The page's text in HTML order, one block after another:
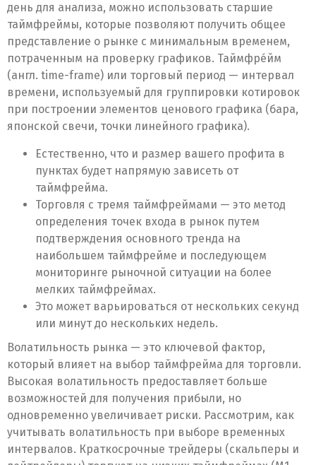
день для анализа, можно использовать старшие
таймфреймы, которые позволяют получить общее
представление о рынке с минимальным временем,
потраченным на проверку графиков. Таймфре́йм
(англ. time-frame) или торговый период — интервал
времени, используемый для группировки котировок
при построении элементов ценового графика (бара,
японской свечи, точки линейного графика).
Естественно, что и размер вашего профита в
пунктах будет напрямую зависеть от
таймфрейма.
Торговля с тремя таймфреймами — это метод
определения точек входа в рынок путем
подтверждения основного тренда на
наибольшем таймфрейме и последующем
мониторинге рыночной ситуации на более
мелких таймфреймах.
Это может варьироваться от нескольких секунд
или минут до нескольких недель.
Волатильность рынка — это ключевой фактор,
который влияет на выбор таймфрейма для торговли.
Высокая волатильность предоставляет больше
возможностей для получения прибыли, но
одновременно увеличивает риски. Рассмотрим, как
учитывать волатильность при выборе временных
интервалов. Краткосрочные трейдеры (скальперы и